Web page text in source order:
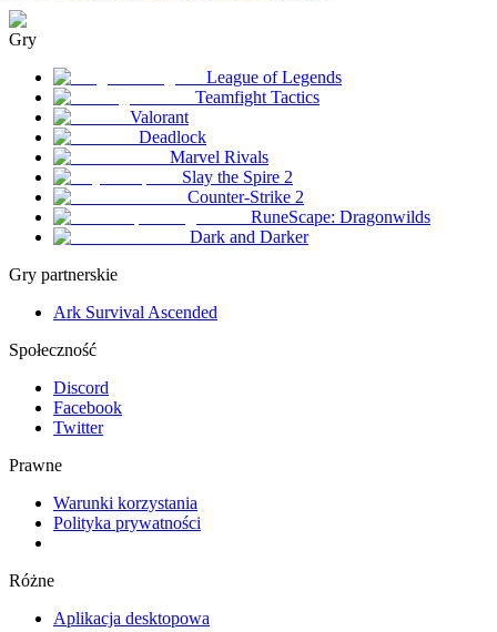
Gry
League of Legends
Teamfight Tactics
Valorant
Deadlock
Marvel Rivals
Slay the Spire 2
Counter-Strike 2
RuneScape: Dragonwilds
Dark and Darker
Gry partnerskie
Ark Survival Ascended
Społeczność
Discord
Facebook
Twitter
Prawne
Warunki korzystania
Polityka prywatności
Różne
Aplikacja desktopowa